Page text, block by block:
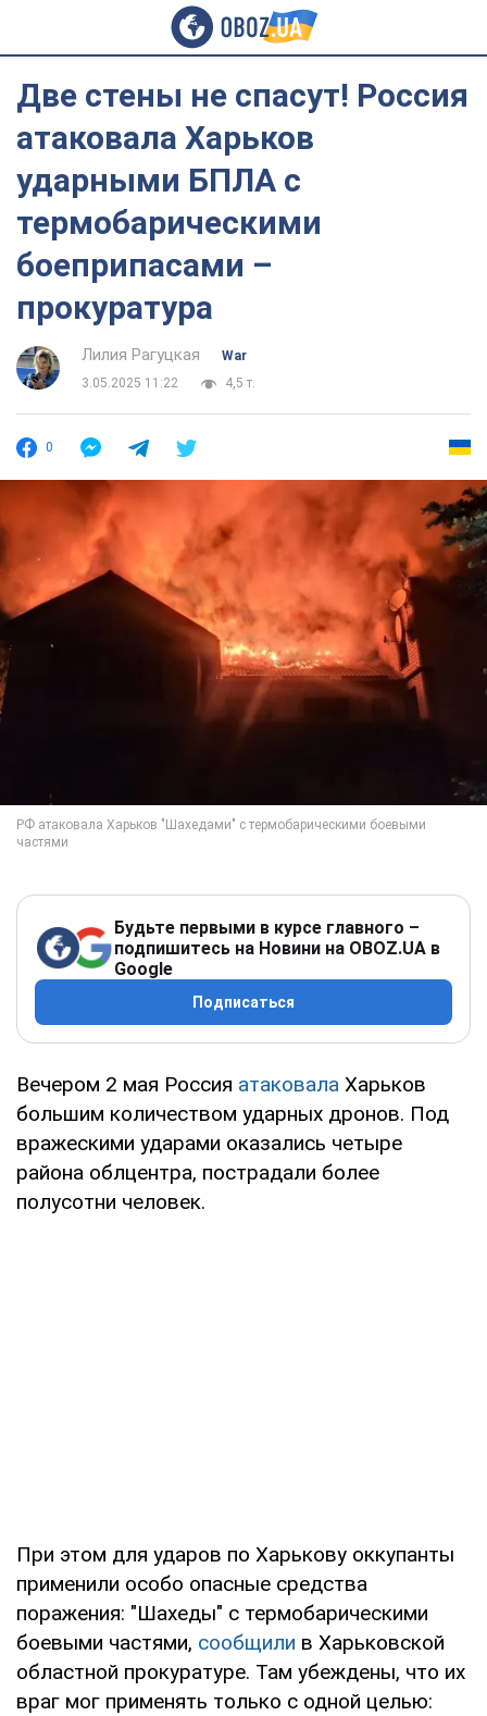
Две стены не спасут! Россия
атаковала Харьков
ударными БПЛА с
термобарическими
боеприпасами –
прокуратура
Лилия Рагуцкая
War
3.05.2025 11:22
4,5 т.
0
Будьте первыми в курсе главного –
подпишитесь на Новини на OBOZ.UA в
Google
Подписаться
Вечером 2 мая Россия атаковала Харьков
большим количеством ударных дронов. Под
вражескими ударами оказались четыре
района облцентра, пострадали более
полусотни человек.
При этом для ударов по Харькову оккупанты
применили особо опасные средства
поражения: "Шахеды" с термобарическими
боевыми частями, сообщили в Харьковской
областной прокуратуре. Там убеждены, что их
враг мог применять только с одной целью: